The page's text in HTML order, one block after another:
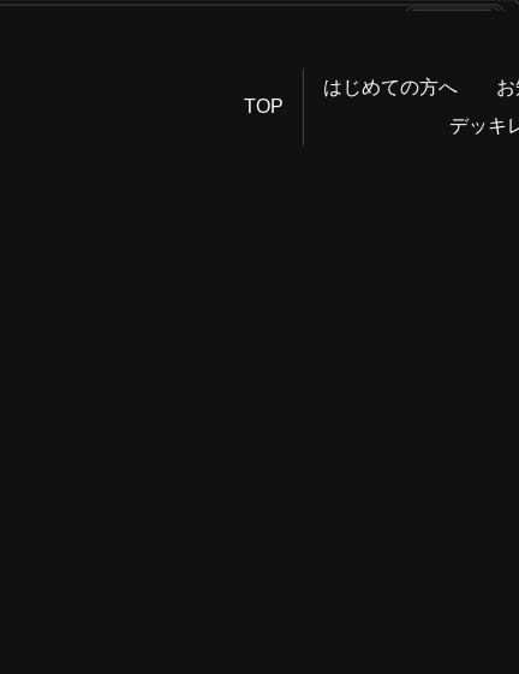
TOP
はじめての方へ
デッキ